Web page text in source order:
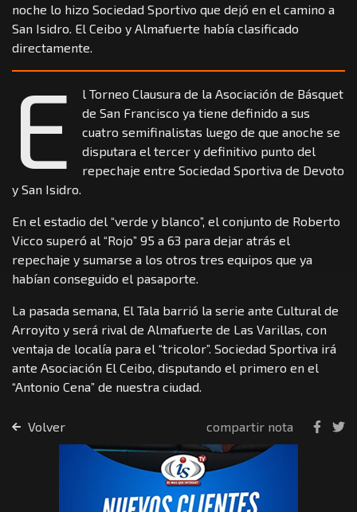
noche lo hizo Sociedad Sportivo que dejó en el camino a
San Isidro. El Ceibo y Almafuerte había clasificado
directamente.
E
l Torneo Clausura de la Asociación de Básquet
de San Francisco ya tiene definido a sus
cuatro semifinalistas luego de que anoche se
disputara el tercer y definitivo punto del
repechaje entre Sociedad Sportiva de Devoto
y San Isidro.
En el estadio del “verde y blanco”, el conjunto de Roberto
Vicco superó al “Rojo” 95 a 63 para dejar atrás el
repechaje y sumarse a los otros tres equipos que ya
habían conseguido el pasaporte.
La pasada semana, El Tala barrió la serie ante Cultural de
Arroyito y será rival de Almafuerte de Las Varillas, con
ventaja de localía para el “tricolor”. Sociedad Sportiva irá
ante Asociación El Ceibo, disputando el primero en el
“Antonio Cena” de nuestra ciudad.
Volver compartir nota